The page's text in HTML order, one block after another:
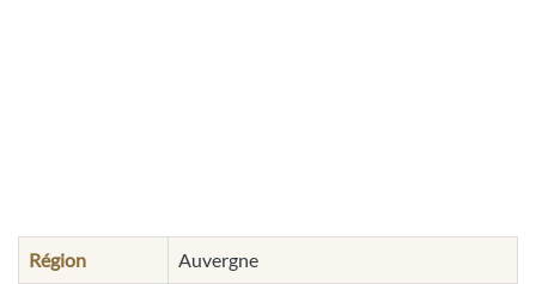
Région Auvergne